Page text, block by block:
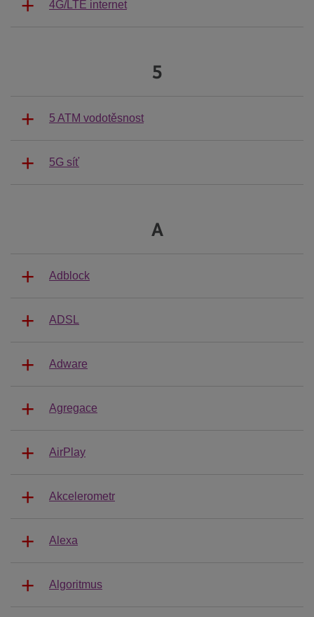
4G/LTE internet
5
5 ATM vodotěsnost
5G síť
A
Adblock
ADSL
Adware
Agregace
AirPlay
Akcelerometr
Alexa
Algoritmus